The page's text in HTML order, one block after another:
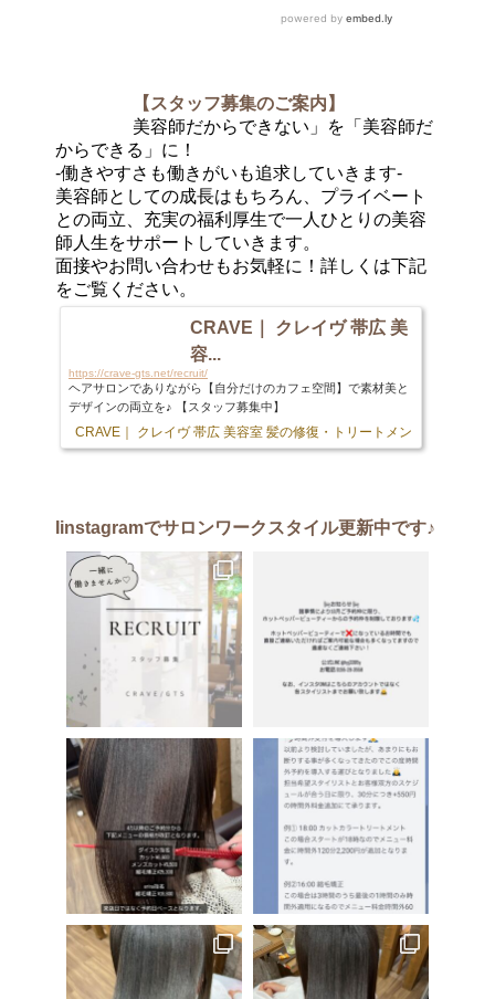
【スタッフ募集のご案内】
美容師だからできない」を「美容師だ
からできる」に！
-働きやすさも働きがいも追求していきます-
美容師としての成長はもちろん、プライベート
との両立、充実の福利厚生で一人ひとりの美容
師人生をサポートしていきます。
面接やお問い合わせもお気軽に！詳しくは下記
をご覧ください。
CRAVE｜ クレイヴ 帯広 美
容...
https://crave-gts.net/recruit/
ヘアサロンでありながら【自分だけのカフェ空間】で素材美と
デザインの両立を♪ 【スタッフ募集中】
CRAVE｜ クレイヴ 帯広 美容室 髪の修復・トリートメント専門店
Iinstagramでサロンワークスタイル更新中です♪